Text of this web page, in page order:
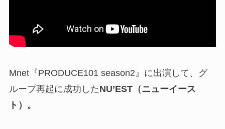
Mnet『PRODUCE101 season2』に出演して、グ
ループ再起に成功したNU’EST（ニューイース
ト）。